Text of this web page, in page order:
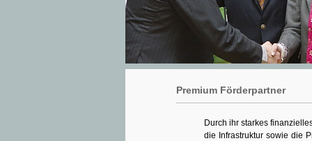
Premium Förderpartner
Durch ihr starkes
die Infrastruktur sowie die